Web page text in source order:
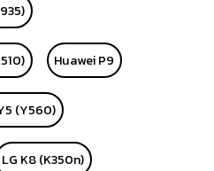
Huawei P9
(Y560)
LG K8 (K350n)